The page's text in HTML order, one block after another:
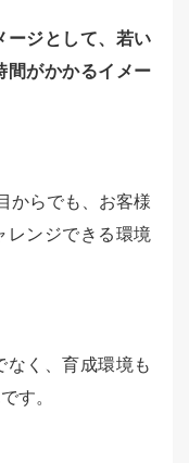
ージとして、若い
間がかかるイメー
からでも、お客様
レンジできる環境
なく、育成環境も
す。